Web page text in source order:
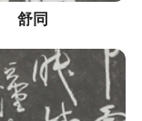
舒同